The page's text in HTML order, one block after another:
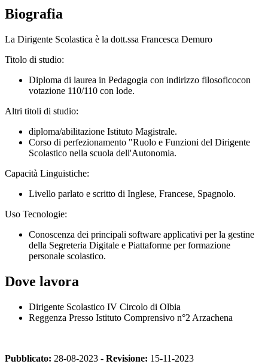
Biografia
La Dirigente Scolastica è la dott.ssa Francesca Demuro
Titolo di studio:
Diploma di laurea in Pedagogia con indirizzo filosoficocon
votazione 110/110 con lode.
Altri titoli di studio:
diploma/abilitazione Istituto Magistrale.
Corso di perfezionamento "Ruolo e Funzioni del Dirigente
Scolastico nella scuola dell'Autonomia.
Capacità Linguistiche:
Livello parlato e scritto di Inglese, Francese, Spagnolo.
Uso Tecnologie:
Conoscenza dei principali software applicativi per la gestine
della Segreteria Digitale e Piattaforme per formazione
personale scolastico.
Dove lavora
Dirigente Scolastico IV Circolo di Olbia
Reggenza Presso Istituto Comprensivo n°2 Arzachena
Pubblicato: 28-08-2023 - Revisione: 15-11-2023